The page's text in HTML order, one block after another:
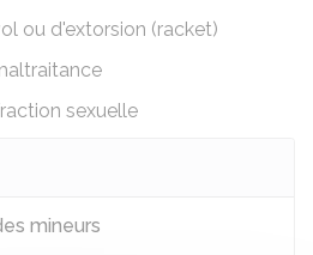
ou d'extorsion (racket)
sexuelle
mineurs